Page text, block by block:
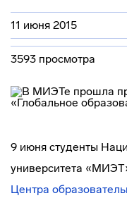
11 июня 2015
3593 просмотра
9 июня студенты
университета
Центра